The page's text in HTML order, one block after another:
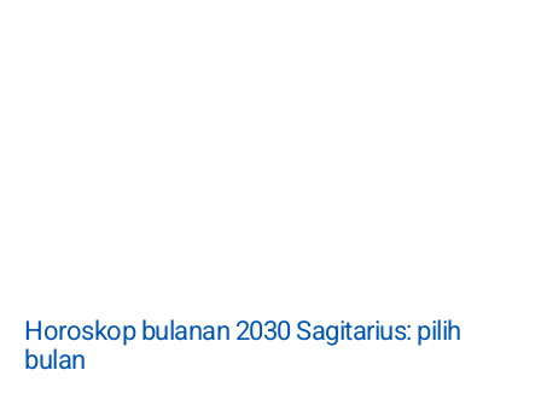
Horoskop bulanan 2030 Sagitarius: pilih
bulan